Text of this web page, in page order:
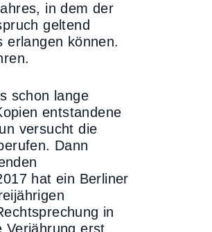
in dem der
geltend
erlangen können.
schon lange
entstandene
versucht die
Dann
hat ein Berliner
in
Verjährung erst